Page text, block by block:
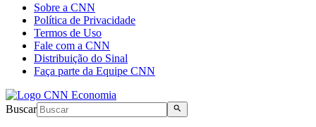
Sobre a CNN
Política de Privacidade
Termos de Uso
Fale com a CNN
Distribuição do Sinal
Faça parte da Equipe CNN
Buscar